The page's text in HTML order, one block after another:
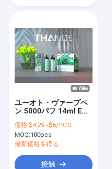
製品
VRショー
企業情報
YUOTO使い捨て可能なVape
ユーオト・ヴァープペ
ン 5000パフ 14ml Eジ
蒸発器 E電子タバコ 使
い捨ての蒸発器
価格:$4.29~$6/PCS
MOQ:100pcs
最新価格を得る
接触